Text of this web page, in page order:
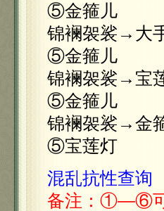
⑤金箍儿
锦襕袈裟→大
⑤金箍儿
锦襕袈裟→宝
⑤金箍儿
锦襕袈裟→金
⑤宝莲灯
混乱抗性查询
备注：①—⑥